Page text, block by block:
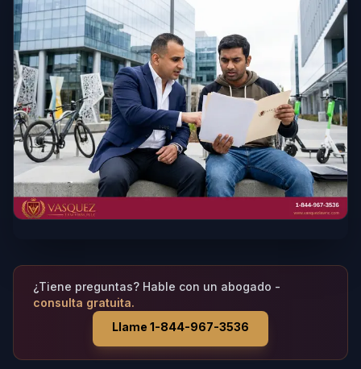
¿Tiene preguntas? Hable con un abogado -
consulta gratuita.
Llame 1-844-967-3536